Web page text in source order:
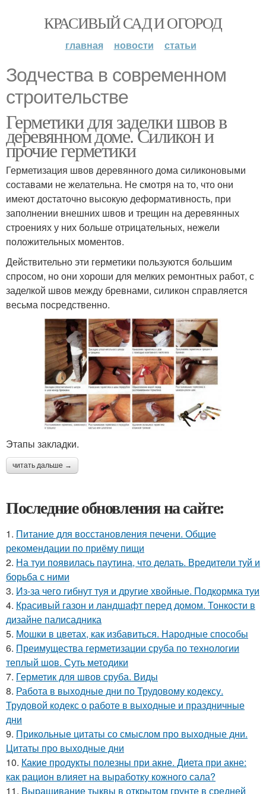
КРАСИВЫЙ САД И ОГОРОД
главная новости статьи
Зодчества в современном
строительстве
Герметики для заделки швов в
деревянном доме. Силикон и
прочие герметики
Герметизация швов деревянного дома силиконовыми
составами не желательна. Не смотря на то, что они
имеют достаточно высокую деформативность, при
заполнении внешних швов и трещин на деревянных
строениях у них больше отрицательных, нежели
положительных моментов.
Действительно эти герметики пользуются большим
спросом, но они хороши для мелких ремонтных работ, с
заделкой швов между бревнами, силикон справляется
весьма посредственно.
Этапы закладки.
читать дальше →
Последние обновления на сайте:
1. Питание для восстановления печени. Общие
рекомендации по приёму пищи
2. На туи появилась паутина, что делать. Вредители туй и
борьба с ними
3. Из-за чего гибнут туя и другие хвойные. Подкормка туи
4. Красивый газон и ландшафт перед домом. Тонкости в
дизайне палисадника
5. Мошки в цветах, как избавиться. Народные способы
6. Преимущества герметизации сруба по технологии
теплый шов. Суть методики
7. Герметик для швов сруба. Виды
8. Работа в выходные дни по Трудовому кодексу.
Трудовой кодекс о работе в выходные и праздничные
дни
9. Прикольные цитаты со смыслом про выходные дни.
Цитаты про выходные дни
10. Какие продукты полезны при акне. Диета при акне:
как рацион влияет на выработку кожного сала?
11. Выращивание тыквы в открытом грунте в средней